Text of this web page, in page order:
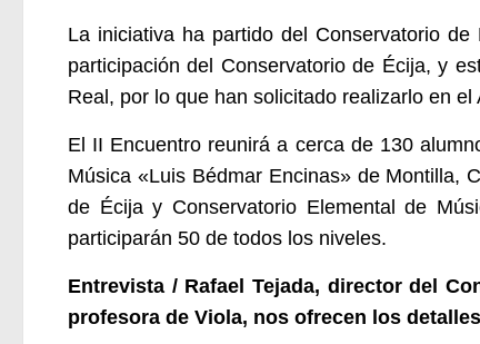
La iniciativa ha partido del Conservatorio
participación del Conservatorio de Écija, y
Real, por lo que han solicitado realizarlo en
El II Encuentro reunirá a cerca de 130
Música «Luis Bédmar Encinas» de Montilla,
de Écija y Conservatorio Elemental de
participarán 50 de todos los niveles.
Entrevista / Rafael Tejada, director del
profesora de Viola, nos ofrecen los